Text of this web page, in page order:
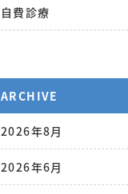
自費診療
ARCHIVE
2026年8月
2026年6月